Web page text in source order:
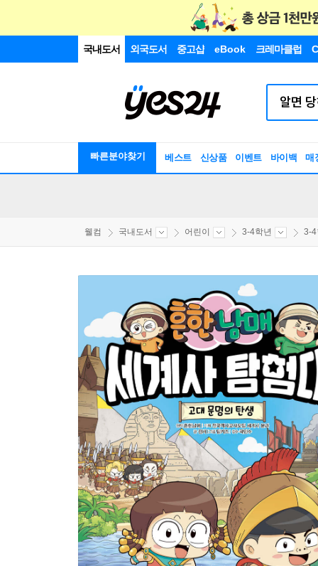
국내도서 외국도서 중고샵 eBook 크레마클럽
빠른분야찾기 베스트 신상품 이벤트 바이백 매
웰컴 국내도서 어린이 3-4학년 3-4